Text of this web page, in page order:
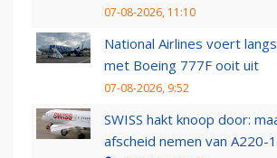
07-08-2026, 11:10
National Airlines voert
met Boeing 777F ooit uit
07-08-2026, 9:52
SWISS hakt knoop door:
afscheid nemen van A220-